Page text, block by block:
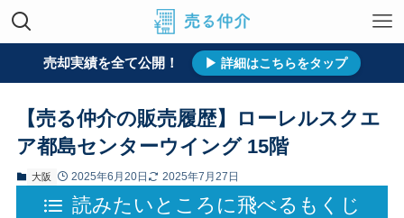
売却実績を全て公開！ ▶ 詳細はこちらをタップ
ホーム 売却実績 すべて 大阪
【売る仲介の販売履歴】ローレルスクエ
ア都島センターウイング 15階
大阪 2025年6月20日 2025年7月27日
読みたいところに飛べるもくじ